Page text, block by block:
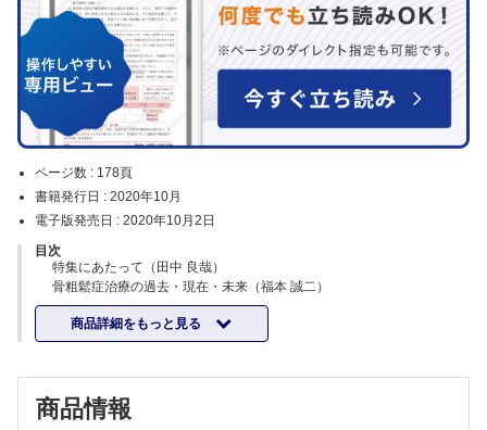
ページ数 : 178頁
書籍発行日 : 2020年10月
電子版発売日 : 2020年10月2日
目次
特集にあたって（田中 良哉）
骨粗鬆症治療の過去・現在・未来（福本 誠二）
骨粗鬆症治療の長期戦略と各種治療薬の位置づけ（竹内 靖博）
徹底解説！ 治療薬を使いこなす“知識”と“ノウハウ”
・カルシウム・活性型ビタミンD3（窪田 拓生 ほか）
・抗RANKL抗体（デノスマブ）（山内 美香 ほか）
・副甲状腺ホルモン・PTHrPアナログ（テリパラチド，
商品詳細をもっと見る
商品情報